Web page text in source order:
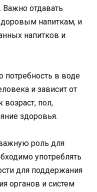
Важно отдавать
напиткам, и
напитков и
потребность в воде
и зависит от
возраст, пол,
здоровья.
роль для
употреблять
для поддержания
органов и систем